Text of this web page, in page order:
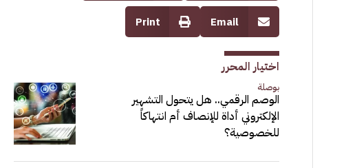
Email
Print
اختيار المحرر
بوصلة
الوصم الرقمي.. هل يتحول التشهير
الإلكتروني أداة للإنصاف أم انتهاكاً
للخصوصية؟